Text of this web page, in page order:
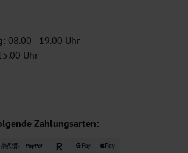
08.00 - 19.00 Uhr
Uhr
Zahlungsarten: